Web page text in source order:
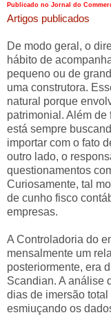
Publicado no Jornal do
Artigos publicados
De modo geral, o
hábito de
pequeno ou de
uma construtora.
natural porque
patrimonial. Além de
está sempre
importar com o fato
outro lado, o
questionamentos
Curiosamente, tal
de cunho fisco
empresas.
A Controladoria do
mensalmente um
posteriormente, era
Scandian. A análise
dias de imersão
esmiuçando os